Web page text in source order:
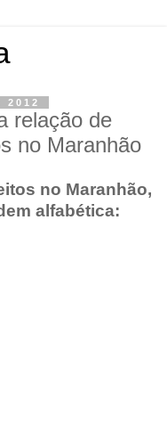
relação de
no Maranhão
no Maranhão,
alfabética: